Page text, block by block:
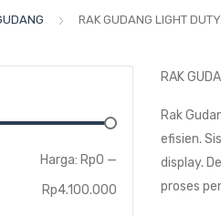
RAK GUDANG LIGHT DUTY
RAK
Rak
efisien.
display.
proses
terendah
tertinggi
Harga: Rp0 —
Rp4.100.000